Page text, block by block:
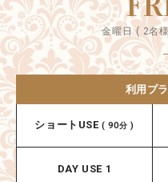
金曜日 ( 2名
利用プ
ショートUSE( 90分 )
DAY USE 1